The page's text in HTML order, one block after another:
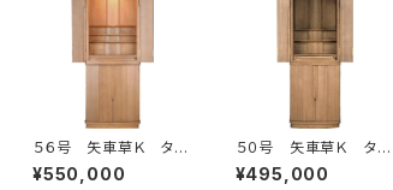
５６号 矢車草Ｋ タモ
ダーク
¥550,000
５０号 矢車草Ｋ タモ
ダーク
¥495,000